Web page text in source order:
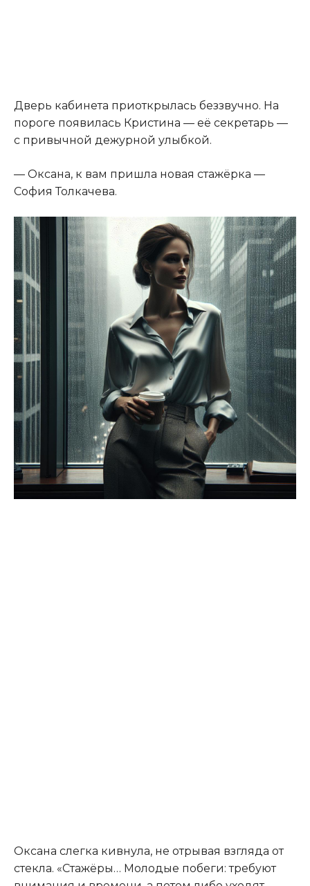
Дверь кабинета приоткрылась беззвучно. На
пороге появилась Кристина — её секретарь —
с привычной дежурной улыбкой.
— Оксана, к вам пришла новая стажёрка —
София Толкачева.
Оксана слегка кивнула, не отрывая взгляда от
стекла. «Стажёры… Молодые побеги: требуют